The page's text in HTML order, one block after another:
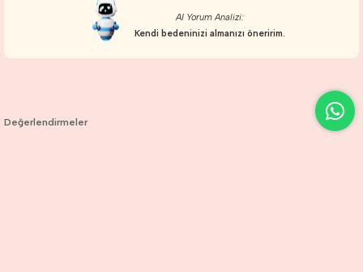
AI Yorum Analizi:
Kendi bedeninizi almanızı öneririm.
Değerlendirmeler